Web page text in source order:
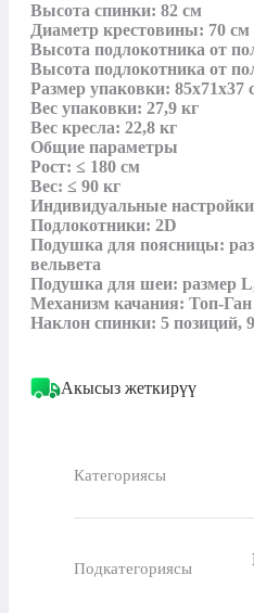
Высота спинки: 82 см
Диаметр крестовины: 70 см
Высота подлокотника от
Высота подлокотника от
Размер упаковки: 85х71х37
Вес упаковки: 27,9 кг
Вес кресла: 22,8 кг
Общие параметры
Рост: ≤ 180 см
Вес: ≤ 90 кг
Индивидуальные настройки
Подлокотники: 2D
Подушка для поясницы:
вельвета
Подушка для шеи: размер L,
Механизм качания: Топ-Ган
Наклон спинки: 5 позиций,
Акысыз жеткирүү
Категориясы
Подкатегориясы